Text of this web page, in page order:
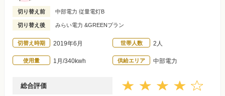
切り替え前 中部電力 従量電灯B
切り替え後 みらい電力 &GREENプラン
切替え時期 2019年6月 世帯人数 2人
使用量 1月/340kwh 供給エリア 中部電力
総合評価